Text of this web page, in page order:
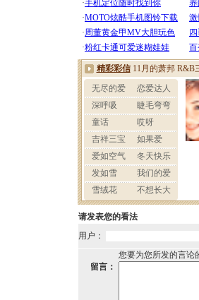
请发表您的看法
用户：
您要为您所发的言论
留言：